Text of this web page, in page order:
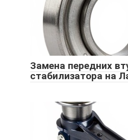
Замена передних
стабилизатора на